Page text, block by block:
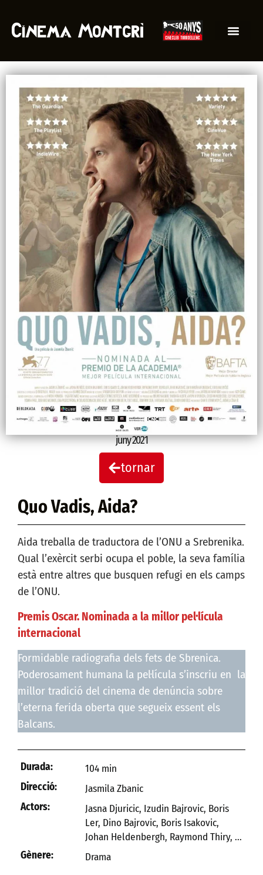
juny 2021
tornar
Quo Vadis, Aida?
Aida treballa de traductora de l’ONU a Srebrenika.
Qual l’exèrcit serbi ocupa el poble, la seva família
està entre altres que busquen refugi en els camps
de l’ONU.
Premis Oscar. Nominada a la millor pel·lícula
internacional
Formidable radiografia dels fets de Sbrenica.
Poderosament humana la pel·lícula s’inscriu en la
millor tradició del cinema de denúncia sobre
l’eterna ferida oberta que segueix essent els
Balcans.
Durada:
104 min
Direcció:
Jasmila Zbanic
Actors:
Jasna Djuricic, Izudin Bajrovic, Boris
Ler, Dino Bajrovic, Boris Isakovic,
Johan Heldenbergh, Raymond Thiry, ...
Gènere:
Drama